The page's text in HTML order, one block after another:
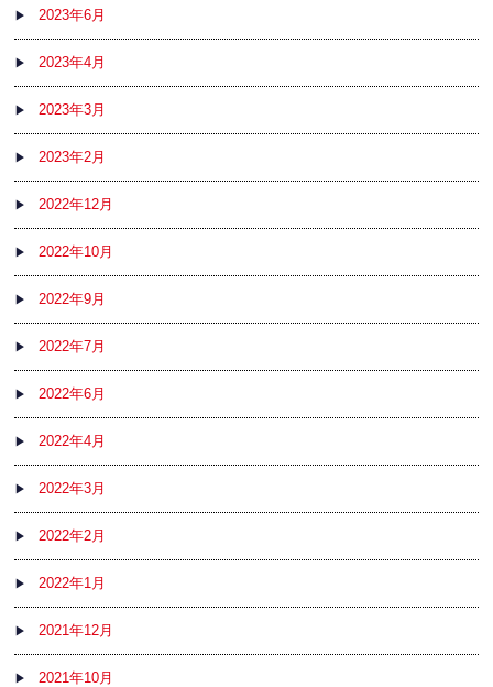
2023年6月
2023年4月
2023年3月
2023年2月
2022年12月
2022年10月
2022年9月
2022年7月
2022年6月
2022年4月
2022年3月
2022年2月
2022年1月
2021年12月
2021年10月